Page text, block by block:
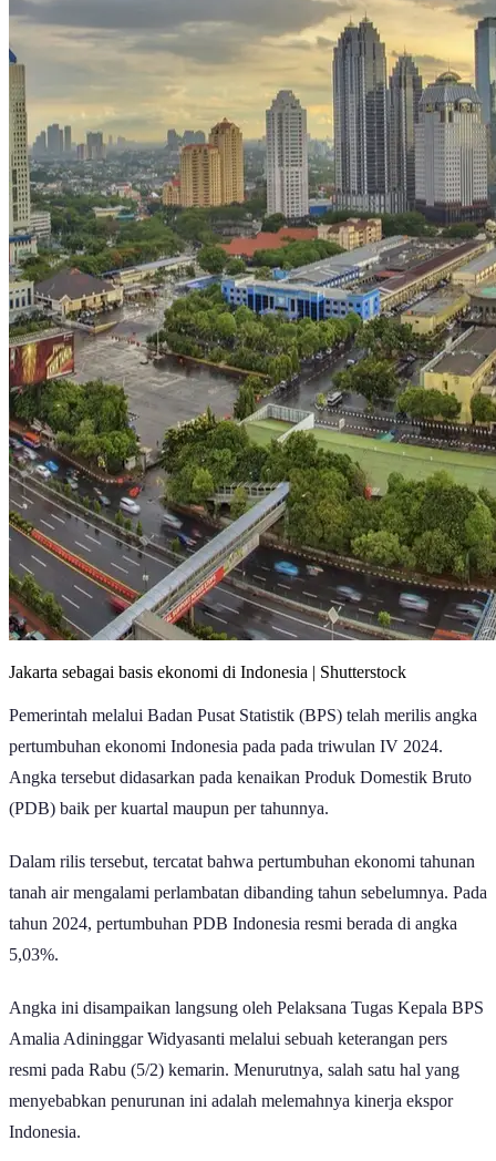
Jakarta sebagai basis ekonomi di Indonesia | Shutterstock
Pemerintah melalui Badan Pusat Statistik (BPS) telah merilis angka
pertumbuhan ekonomi Indonesia pada pada triwulan IV 2024.
Angka tersebut didasarkan pada kenaikan Produk Domestik Bruto
(PDB) baik per kuartal maupun per tahunnya.
Dalam rilis tersebut, tercatat bahwa pertumbuhan ekonomi tahunan
tanah air mengalami perlambatan dibanding tahun sebelumnya. Pada
tahun 2024, pertumbuhan PDB Indonesia resmi berada di angka
5,03%.
Angka ini disampaikan langsung oleh Pelaksana Tugas Kepala BPS
Amalia Adininggar Widyasanti melalui sebuah keterangan pers
resmi pada Rabu (5/2) kemarin. Menurutnya, salah satu hal yang
menyebabkan penurunan ini adalah melemahnya kinerja ekspor
Indonesia.